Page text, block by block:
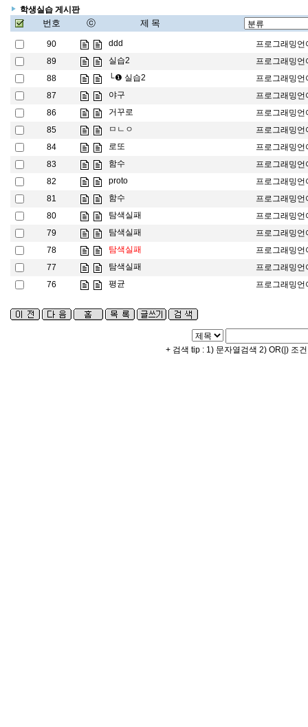
학생실습 게시판
번호 ⓒ 제 목
90 ddd
프로그래밍언
89
실습2
프로그래밍언
88
└❶ 실습2
프로그래밍언
87
야구
프로그래밍언
86
거꾸로
프로그래밍언
85
ㅁㄴㅇ
프로그래밍언
84
로또
프로그래밍언
83
함수
프로그래밍언
82
proto
프로그래밍언
81
함수
프로그래밍언
80
탐색실패
프로그래밍언
79
탐색실패
프로그래밍언
78
탐색실패
프로그래밍언
77
탐색실패
프로그래밍언
76
평균 프로그래밍언
+ 검색 tip : 1) 문자열검색 2) OR(|) 조